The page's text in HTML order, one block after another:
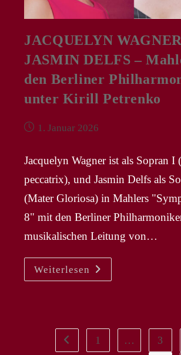
JACQUELYN
JASMIN DELFS –
den Berliner
unter Kirill Petrenko
Beitrag1. Januar 2026
Jacquelyn Wagner ist als Sopran I
peccatrix), und Jasmin Delfs als
(Mater Gloriosa) in Mahlers
8" mit den Berliner
musikalischen Leitung von…
Weiterlesen JACQUELYN
WAGNER
|
Den
Berliner
Zur vorherigen Seite
1 … 3